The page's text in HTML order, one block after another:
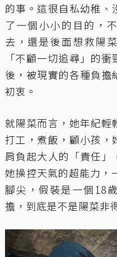
的事。這很自私幼稚、
了一個小小的目的，
去，還是後面想救陽
「不顧一切追尋」的
後，被現實的各種負擔
初衷。
就陽菜而言，她年紀輕
打工，煮飯，顧小孩，
肩負起大人的「責任」
她操控天氣的超能力，
腳尖，假裝是一個18
擔，到底是不是陽菜非